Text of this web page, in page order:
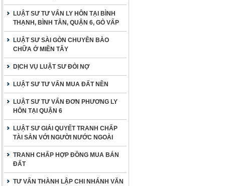
LUẬT SƯ TƯ VẤN LY HÔN TẠI BÌNH
THẠNH, BÌNH TÂN, QUẬN 6, GÒ VẤP
LUẬT SƯ SÀI GÒN CHUYÊN BÀO
CHỮA Ở MIỀN TÂY
DỊCH VỤ LUẬT SƯ ĐÒI NỢ
LUẬT SƯ TƯ VẤN MUA ĐẤT NỀN
LUẬT SƯ TƯ VẤN ĐƠN PHƯƠNG LY
HÔN TẠI QUẬN 6
LUẬT SƯ GIẢI QUYẾT TRANH CHẤP
TÀI SẢN VỚI NGƯỜI NƯỚC NGOÀI
TRANH CHẤP HỢP ĐỒNG MUA BÁN
ĐẤT
TƯ VẤN THÀNH LẬP CHI NHÁNH VĂN